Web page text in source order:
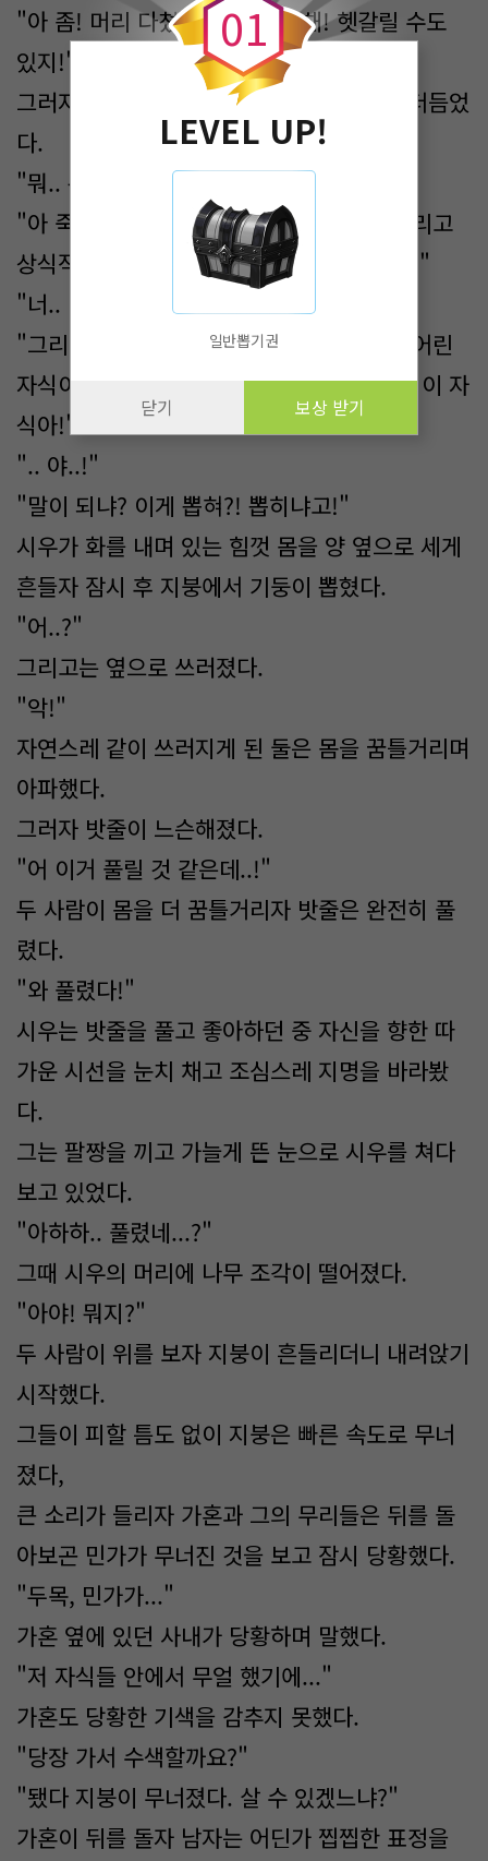
"아 좀! 머리 다쳤다고 그만 좀 해! 헷갈릴 수도
있지!"
그러자 지명은 적잖이 당황한 얼굴로 말을 더듬었
다.
"뭐.. 뭐? 너.. 지금 말 놨냐?!"
"아 죽게 생겼는데 그딴 게 뭐가 중요해! 그리고
상식적으로 말이 되냐? 기둥이 어떻게 뽑혀!"
"너.. 너..!"
"그리고 너, 스물셋 이랬지! 어디 새파랗게 어린
자식이 반말이야! 내가 너랑 여섯 살 차이다 이 자
식아!"
".. 야..!"
"말이 되냐? 이게 뽑혀?! 뽑히냐고!"
시우가 화를 내며 있는 힘껏 몸을 양 옆으로 세게
흔들자 잠시 후 지붕에서 기둥이 뽑혔다.
"어..?"
그리고는 옆으로 쓰러졌다.
"악!"
자연스레 같이 쓰러지게 된 둘은 몸을 꿈틀거리며
아파했다.
그러자 밧줄이 느슨해졌다.
"어 이거 풀릴 것 같은데..!"
두 사람이 몸을 더 꿈틀거리자 밧줄은 완전히 풀
렸다.
"와 풀렸다!"
시우는 밧줄을 풀고 좋아하던 중 자신을 향한 따
가운 시선을 눈치 채고 조심스레 지명을 바라봤
다.
그는 팔짱을 끼고 가늘게 뜬 눈으로 시우를 쳐다
보고 있었다.
"아하하.. 풀렸네...?"
그때 시우의 머리에 나무 조각이 떨어졌다.
"아야! 뭐지?"
두 사람이 위를 보자 지붕이 흔들리더니 내려앉기
시작했다.
그들이 피할 틈도 없이 지붕은 빠른 속도로 무너
졌다,
큰 소리가 들리자 가혼과 그의 무리들은 뒤를 돌
아보곤 민가가 무너진 것을 보고 잠시 당황했다.
"두목, 민가가..."
가혼 옆에 있던 사내가 당황하며 말했다.
"저 자식들 안에서 무얼 했기에..."
가혼도 당황한 기색을 감추지 못했다.
"당장 가서 수색할까요?"
"됐다 지붕이 무너졌다. 살 수 있겠느냐?"
가혼이 뒤를 돌자 남자는 어딘가 찝찝한 표정을
01
LEVEL UP!
일반뽑기권
닫기 보상 받기